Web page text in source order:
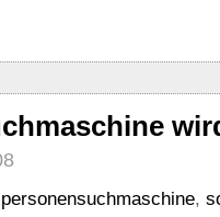
personensuchmaschine,